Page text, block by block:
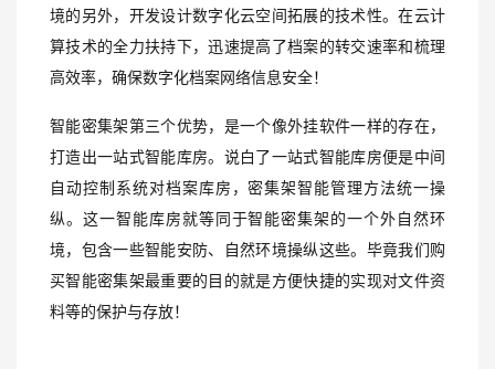
境的另外，开发设计数字化云空间拓展的技术性。在云计
算技术的全力扶持下，迅速提高了档案的转交速率和梳理
高效率，确保数字化档案网络信息安全！
智能密集架第三个优势，是一个像外挂软件一样的存在，
打造出一站式智能库房。说白了一站式智能库房便是中间
自动控制系统对档案库房，密集架智能管理方法统一操
纵。这一智能库房就等同于智能密集架的一个外自然环
境，包含一些智能安防、自然环境操纵这些。毕竟我们购
买智能密集架最重要的目的就是方便快捷的实现对文件资
料等的保护与存放！